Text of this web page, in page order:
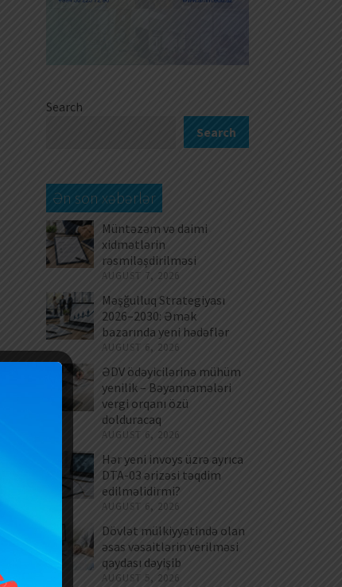
Search
Search
Ən son xəbərlər
Müntəzəm və daimi
xidmətlərin
rəsmiləşdirilməsi
AUGUST 7, 2026
Məşğulluq Strategiyası
2026–2030: Əmək
bazarında yeni hədəflər
AUGUST 6, 2026
ƏDV ödəyicilərinə mühüm
yenilik – Bəyannamələri
vergi orqanı özü
dolduracaq
AUGUST 6, 2026
Hər yeni invoys üzrə ayrıca
DTA-03 ərizəsi təqdim
edilməlidirmi?
AUGUST 6, 2026
Dövlət mülkiyyətində olan
əsas vəsaitlərin verilməsi
qaydası dəyişib
AUGUST 5, 2026